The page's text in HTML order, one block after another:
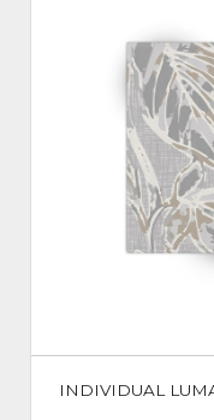
INDIVIDUAL